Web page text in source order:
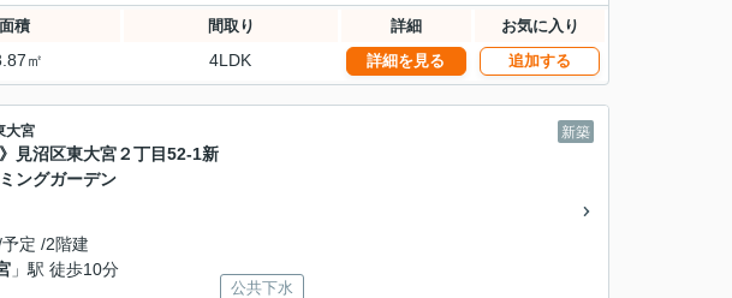
面積 間取り 詳細 お気に入り
㎡ 4LDK 詳細を見る 追加する
新築
大宮
見沼区東大宮２丁目52-1新
ングガーデン
定 /2階建
」駅 徒歩10分
公共下水